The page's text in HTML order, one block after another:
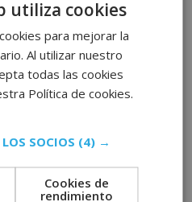
utiliza cookies
para mejorar la
Al utilizar nuestro
todas las cookies
Política de cookies.
SOCIOS (4) →
Cookies de
rendimiento